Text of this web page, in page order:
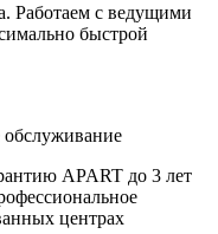
Работаем с ведущими
быстрой
обслуживание
APART до 3 лет
центрах